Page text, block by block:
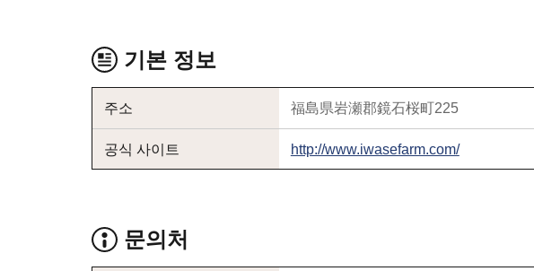
기본 정보
주소 福島県岩瀬郡鏡石桜町225
공식 사이트 http://www.iwasefarm.com/
문의처